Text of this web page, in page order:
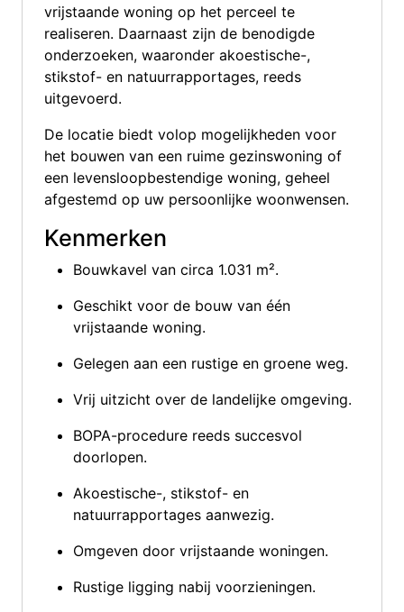
vrijstaande woning op het perceel te
realiseren. Daarnaast zijn de benodigde
onderzoeken, waaronder akoestische-,
stikstof- en natuurrapportages, reeds
uitgevoerd.
De locatie biedt volop mogelijkheden voor
het bouwen van een ruime gezinswoning of
een levensloopbestendige woning, geheel
afgestemd op uw persoonlijke woonwensen.
Kenmerken
Bouwkavel van circa 1.031 m².
Geschikt voor de bouw van één
vrijstaande woning.
Gelegen aan een rustige en groene weg.
Vrij uitzicht over de landelijke omgeving.
BOPA-procedure reeds succesvol
doorlopen.
Akoestische-, stikstof- en
natuurrapportages aanwezig.
Omgeven door vrijstaande woningen.
Rustige ligging nabij voorzieningen.